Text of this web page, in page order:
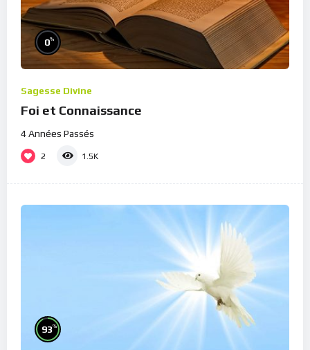
0%
Sagesse Divine
Foi et Connaissance
4 Années Passés
2 1.5K
93%